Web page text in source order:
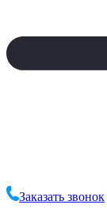
Заказать звонок